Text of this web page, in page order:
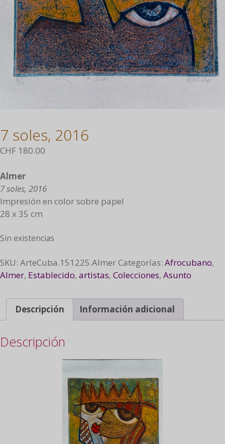
7 soles, 2016
CHF 180.00
Almer
7 soles, 2016
Impresión en color sobre papel
28 x 35 cm
Sin existencias
SKU: ArteCuba.151225.AlmerCategorías: Afrocubano,
Almer, Establecido, artistas, Colecciones, Asunto
Descripción Información adicional
Descripción